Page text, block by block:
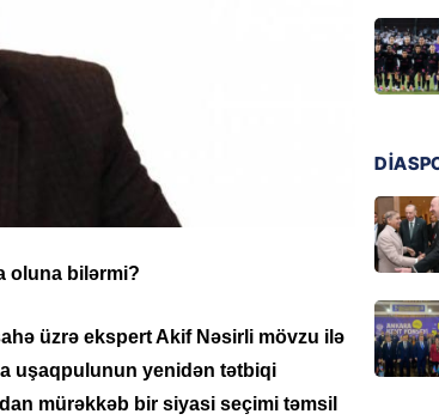
oluna bilərmi?
üzrə ekspert Akif Nəsirli mövzu ilə
uşaqpulunun yenidən tətbiqi
mürəkkəb bir siyasi seçimi təmsil
sazişi
Tramp
ÖZƏL
İki
ETDİ: